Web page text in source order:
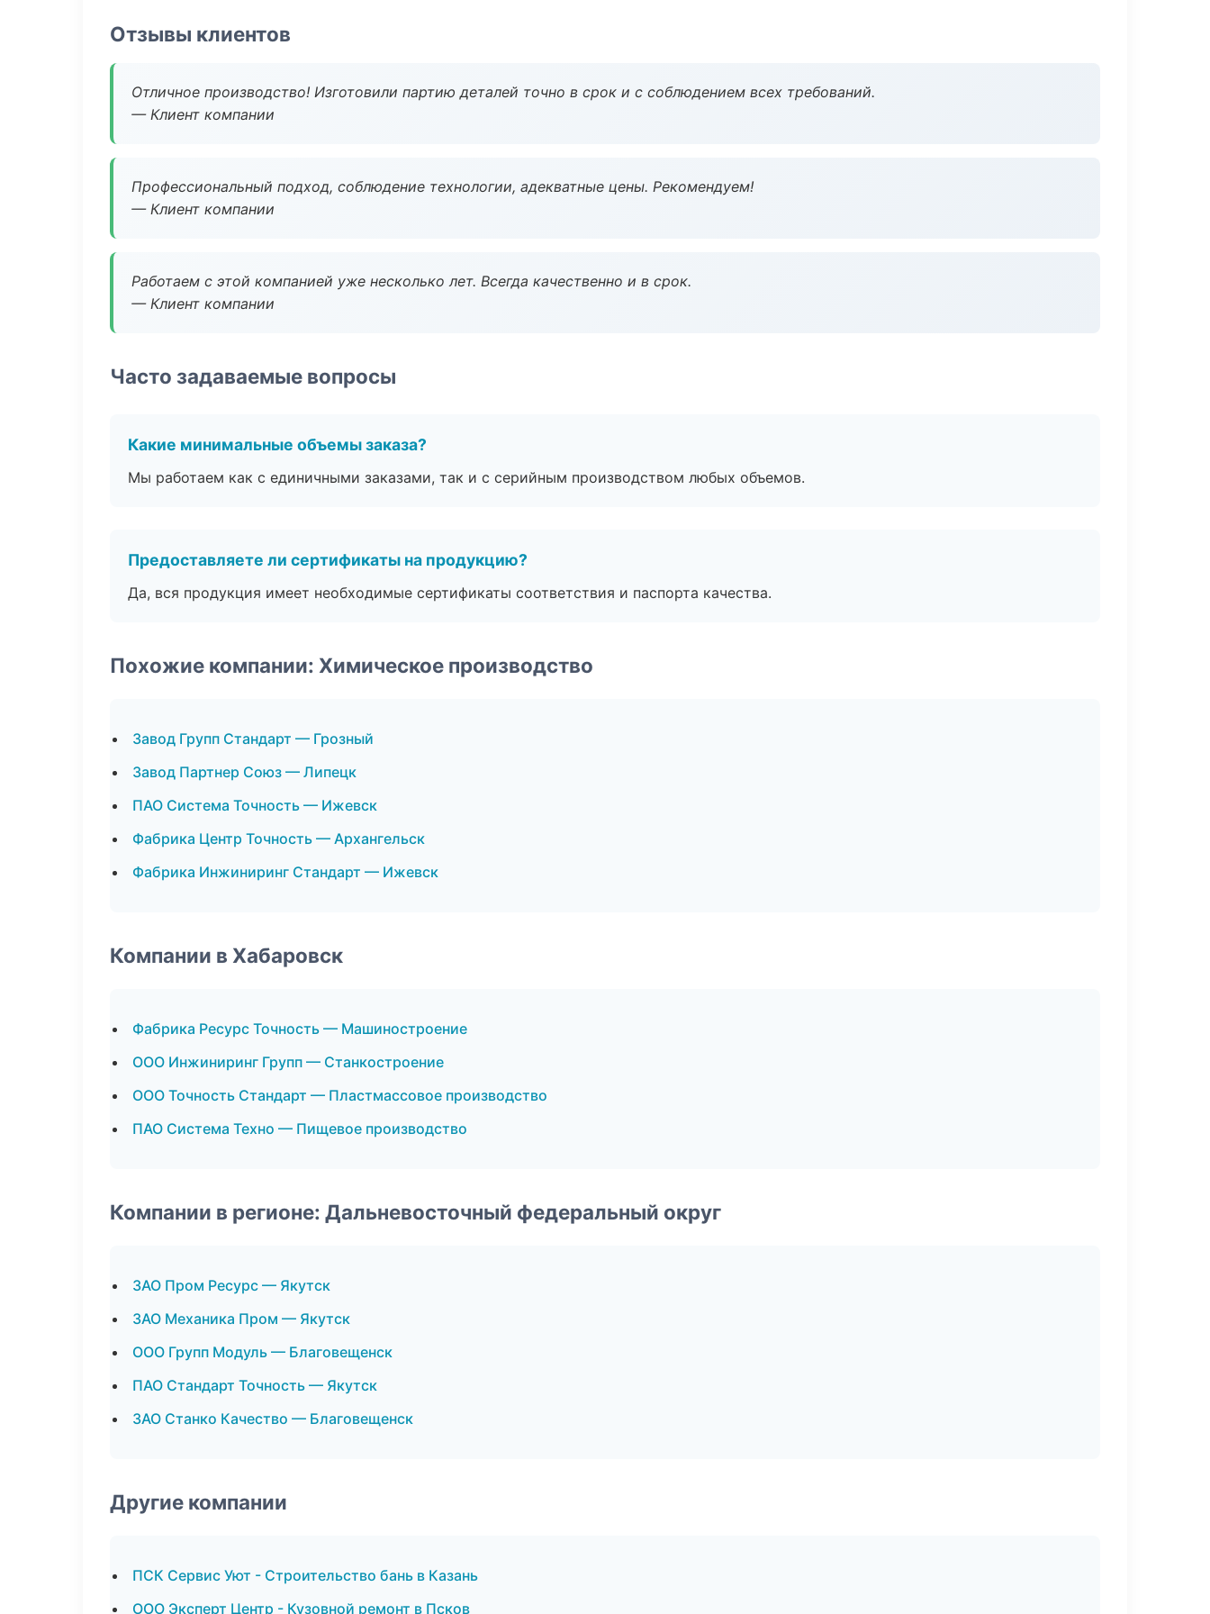
Отзывы клиентов
Отличное производство! Изготовили партию деталей точно в срок и с соблюдением всех требований.
— Клиент компании
Профессиональный подход, соблюдение технологии, адекватные цены. Рекомендуем!
— Клиент компании
Работаем с этой компанией уже несколько лет. Всегда качественно и в срок.
— Клиент компании
Часто задаваемые вопросы
Какие минимальные объемы заказа?
Мы работаем как с единичными заказами, так и с серийным производством любых объемов.
Предоставляете ли сертификаты на продукцию?
Да, вся продукция имеет необходимые сертификаты соответствия и паспорта качества.
Похожие компании: Химическое производство
Завод Групп Стандарт — Грозный
Завод Партнер Союз — Липецк
ПАО Система Точность — Ижевск
Фабрика Центр Точность — Архангельск
Фабрика Инжиниринг Стандарт — Ижевск
Компании в Хабаровск
Фабрика Ресурс Точность — Машиностроение
ООО Инжиниринг Групп — Станкостроение
ООО Точность Стандарт — Пластмассовое производство
ПАО Система Техно — Пищевое производство
Компании в регионе: Дальневосточный федеральный округ
ЗАО Пром Ресурс — Якутск
ЗАО Механика Пром — Якутск
ООО Групп Модуль — Благовещенск
ПАО Стандарт Точность — Якутск
ЗАО Станко Качество — Благовещенск
Другие компании
ПСК Сервис Уют - Строительство бань в Казань
ООО Эксперт Центр - Кузовной ремонт в Псков